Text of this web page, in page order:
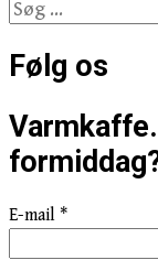
Søg
efter:
Følg os
E-mail *